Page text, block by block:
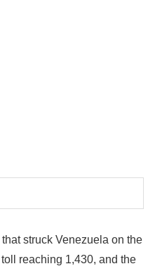
struck Venezuela on the
reaching 1,430, and the